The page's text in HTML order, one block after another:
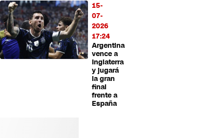
15-
07-
2026
17:24
Argentina
vence a
Inglaterra
y jugará
la gran
final
frente a
España